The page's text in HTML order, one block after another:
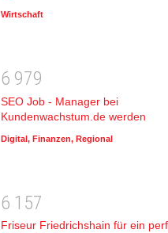
Wirtschaft
6 979
SEO Job - Manager bei
Kundenwachstum.de werden
Digital, Finanzen, Regional
6 1 57
Friseur Friedrichshain für ein